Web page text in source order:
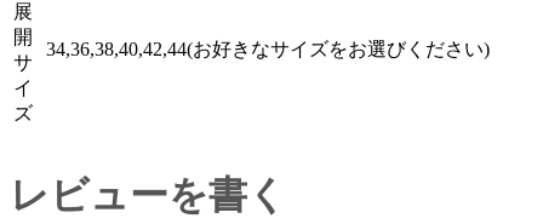
展
開
サ
イ
ズ
34,36,38,40,42,44(お好きなサイズをお選びください)
レビューを書く